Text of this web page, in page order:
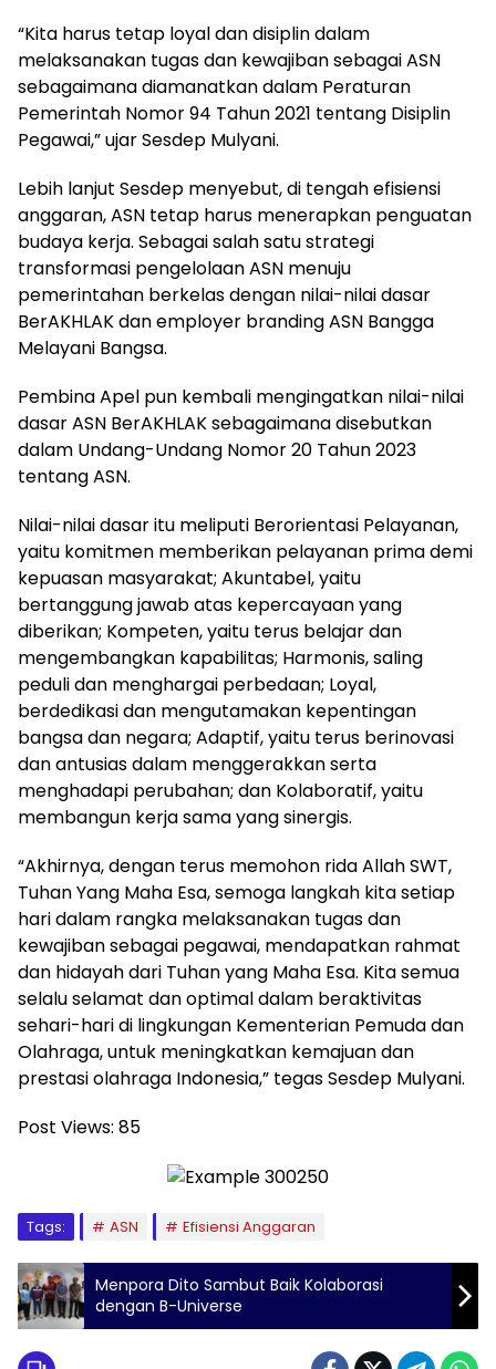
“Kita harus tetap loyal dan disiplin dalam
melaksanakan tugas dan kewajiban sebagai ASN
sebagaimana diamanatkan dalam Peraturan
Pemerintah Nomor 94 Tahun 2021 tentang Disiplin
Pegawai,” ujar Sesdep Mulyani.
Lebih lanjut Sesdep menyebut, di tengah efisiensi
anggaran, ASN tetap harus menerapkan penguatan
budaya kerja. Sebagai salah satu strategi
transformasi pengelolaan ASN menuju
pemerintahan berkelas dengan nilai-nilai dasar
BerAKHLAK dan employer branding ASN Bangga
Melayani Bangsa.
Pembina Apel pun kembali mengingatkan nilai-nilai
dasar ASN BerAKHLAK sebagaimana disebutkan
dalam Undang-Undang Nomor 20 Tahun 2023
tentang ASN.
Nilai-nilai dasar itu meliputi Berorientasi Pelayanan,
yaitu komitmen memberikan pelayanan prima demi
kepuasan masyarakat; Akuntabel, yaitu
bertanggung jawab atas kepercayaan yang
diberikan; Kompeten, yaitu terus belajar dan
mengembangkan kapabilitas; Harmonis, saling
peduli dan menghargai perbedaan; Loyal,
berdedikasi dan mengutamakan kepentingan
bangsa dan negara; Adaptif, yaitu terus berinovasi
dan antusias dalam menggerakkan serta
menghadapi perubahan; dan Kolaboratif, yaitu
membangun kerja sama yang sinergis.
“Akhirnya, dengan terus memohon rida Allah SWT,
Tuhan Yang Maha Esa, semoga langkah kita setiap
hari dalam rangka melaksanakan tugas dan
kewajiban sebagai pegawai, mendapatkan rahmat
dan hidayah dari Tuhan yang Maha Esa. Kita semua
selalu selamat dan optimal dalam beraktivitas
sehari-hari di lingkungan Kementerian Pemuda dan
Olahraga, untuk meningkatkan kemajuan dan
prestasi olahraga Indonesia,” tegas Sesdep Mulyani.
Post Views: 85
Tags: ASN Efisiensi Anggaran
Menpora Dito Sambut Baik Kolaborasi
dengan B-Universe